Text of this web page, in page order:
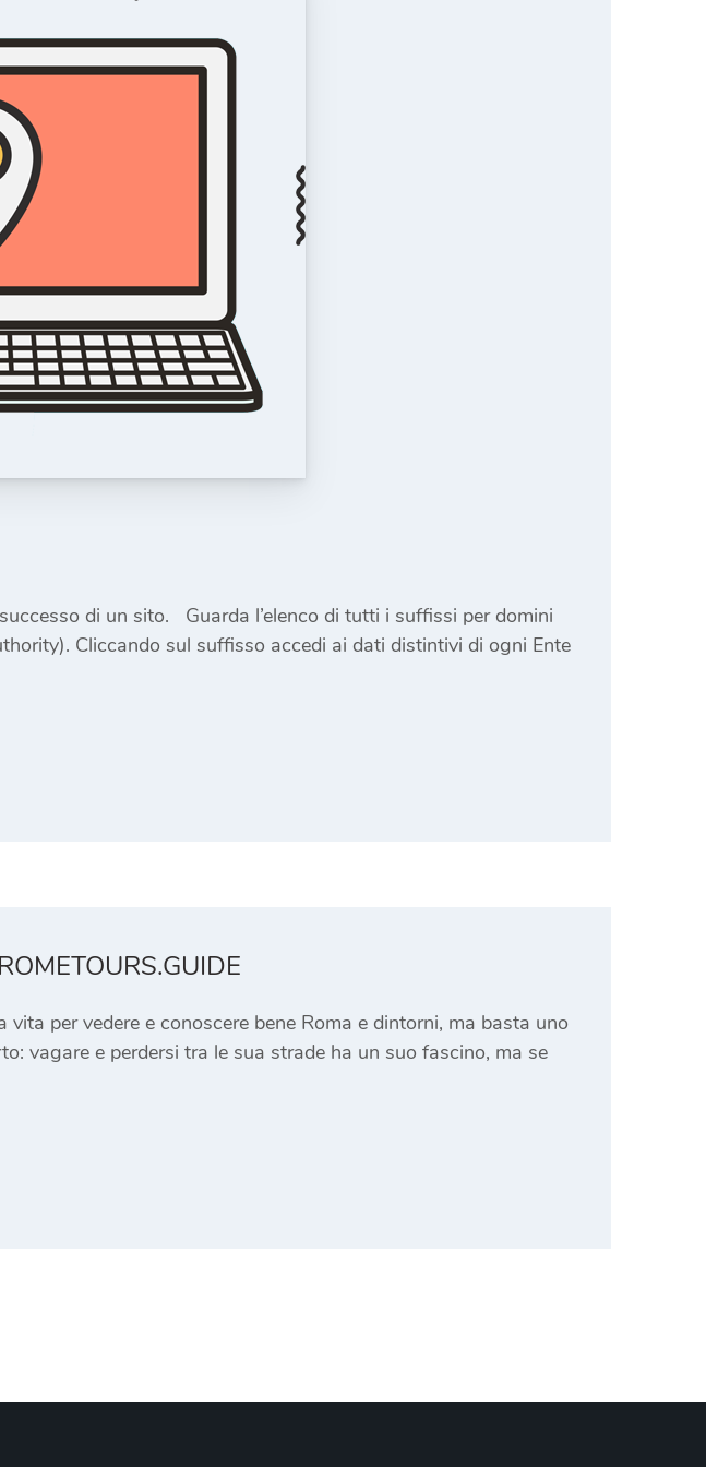
di un sito. Guarda l’elenco di tutti i suffissi per domini
Cliccando sul suffisso accedi ai dati distintivi di ogni Ente
per vedere e conoscere bene Roma e dintorni, ma basta uno
vagare e perdersi tra le sua strade ha un suo fascino, ma se